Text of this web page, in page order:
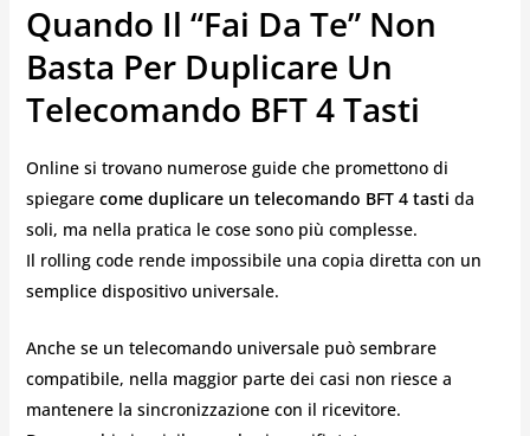
Quando Il “fai Da Te” Non
Basta Per Duplicare Un
Telecomando BFT 4 Tasti
Online si trovano numerose guide che promettono di
spiegare come duplicare un telecomando BFT 4 tasti da
soli, ma nella pratica le cose sono più complesse.
Il rolling code rende impossibile una copia diretta con un
semplice dispositivo universale.
Anche se un telecomando universale può sembrare
compatibile, nella maggior parte dei casi non riesce a
mantenere la sincronizzazione con il ricevitore.